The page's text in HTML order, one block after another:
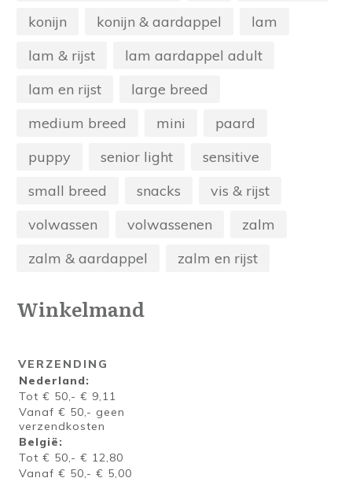
konijn
konijn & aardappel
lam
lam & rijst
lam aardappel adult
lam en rijst
large breed
medium breed
mini
paard
puppy
senior light
sensitive
small breed
snacks
vis & rijst
volwassen
volwassenen
zalm
zalm & aardappel
zalm en rijst
Winkelmand
VERZENDING
Nederland:
Tot € 50,- € 9,11
Vanaf € 50,- geen
verzendkosten
België:
Tot € 50,- € 12,80
Vanaf € 50,- € 5,00